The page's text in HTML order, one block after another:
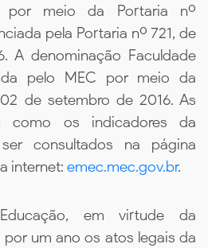
por meio da Portaria nº
pela Portaria nº 721, de
A denominação Faculdade
pelo MEC por meio da
de setembro de 2016. As
como os indicadores da
consultados na página
internet: emec.mec.gov.br.
em virtude da
um ano os atos legais da